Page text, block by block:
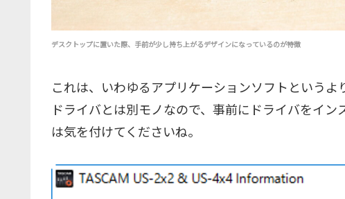
デスクトップに置いた際、手前が少し持ち上がるデザインになっているのが特徴
これは、いわゆるアプリケーションソフトという
ドライバとは別モノなので、事前にドライバをイ
は気を付けてくださいね。